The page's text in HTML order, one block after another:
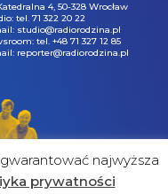
4, 50-328 Wrocław
tel. 71 322 20 22
studio@radiorodzina.pl
tel. +48 71 327 12 85
reporter@radiorodzina.pl
najwyższa
prywatności